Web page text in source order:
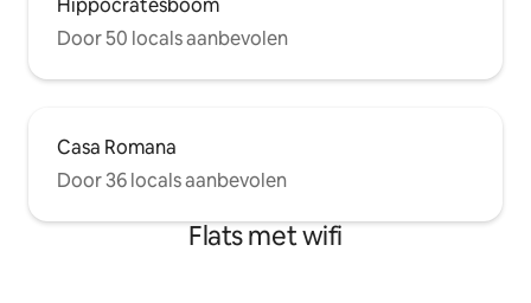
Hippocratesboom
Door 50 locals aanbevolen
Casa Romana
Door 36 locals aanbevolen
Flats met wifi